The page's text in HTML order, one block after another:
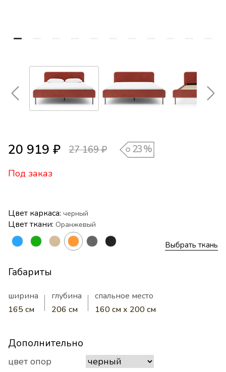
20 919 ₽ 27 169 ₽ 23%
Под заказ
Цвет каркаса: черный
Цвет ткани: Оранжевый
Выбрать ткань
Габариты
ширина
165 см
глубина
206 см
спальное место
160 см х 200 см
Дополнительно
цвет опор